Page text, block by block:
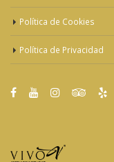
Política de Cookies
Política de Privacidad